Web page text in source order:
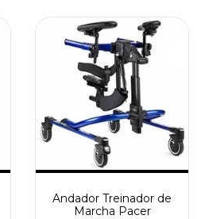
Andador Treinador de
Marcha Pacer